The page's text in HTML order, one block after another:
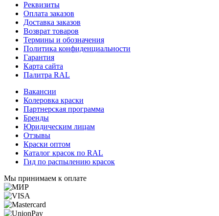
Реквизиты
Оплата заказов
Доставка заказов
Возврат товаров
Термины и обозначения
Политика конфиденциальности
Гарантия
Карта сайта
Палитра RAL
Вакансии
Колеровка краски
Партнерская программа
Бренды
Юридическим лицам
Отзывы
Краски оптом
Каталог красок по RAL
Гид по распылению красок
Мы принимаем к оплате